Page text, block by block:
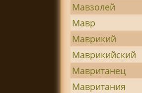
Мавзолей
Мавр
Маврикий
Маврикийский
Мавританец
Мавритания